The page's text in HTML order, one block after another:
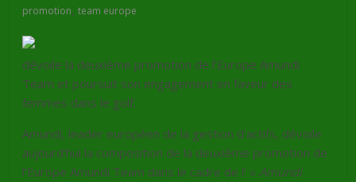
promotion,team europe
dévoile la deuxième promotion de l’Europe Amundi
Team et poursuit son engagement en faveur des
femmes dans le golf.
Amundi, leader européen de la gestion d’actifs, dévoile
aujourd’hui la composition de la deuxième promotion de
l’Europe Amundi Team dans le cadre de l’ «Amundi